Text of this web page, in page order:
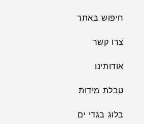
חיפוש באתר
צרו קשר
אודותינו
טבלת מידות
בלוג בגדי ים